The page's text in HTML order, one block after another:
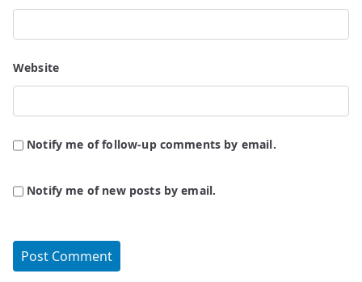
Website
Notify me of follow-up comments by email.
Notify me of new posts by email.